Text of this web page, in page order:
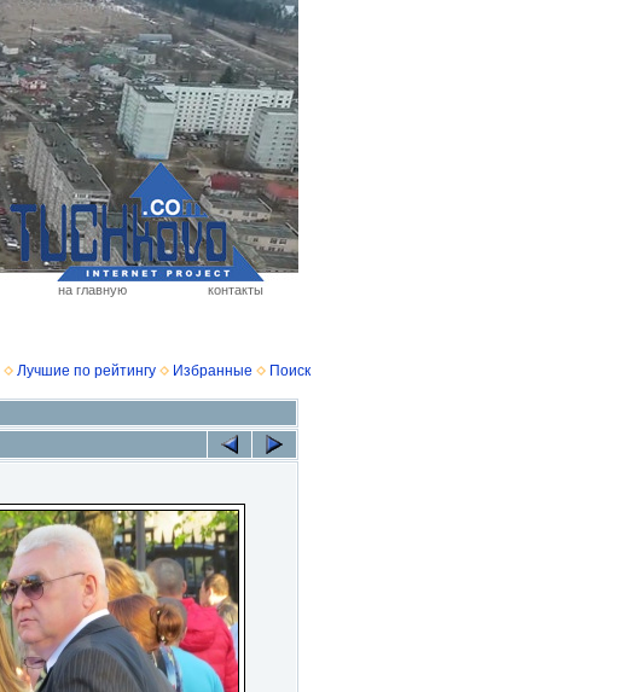
на главную
контакты
Лучшие по рейтингу Избранные Поиск